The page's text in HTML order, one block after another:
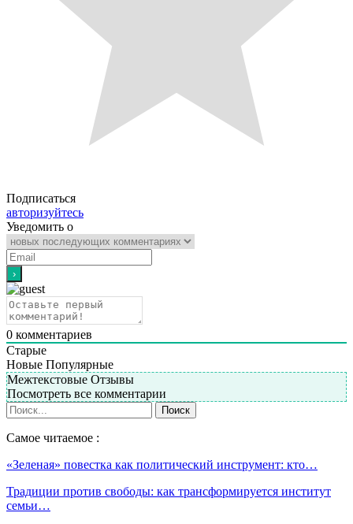
Подписаться
авторизуйтесь
Уведомить о
0 комментариев
Старые
Новые Популярные
Межтекстовые Отзывы
Посмотреть все комментарии
Самое читаемое :
«Зеленая» повестка как политический инструмент: кто…
Традиции против свободы: как трансформируется институт
семьи…